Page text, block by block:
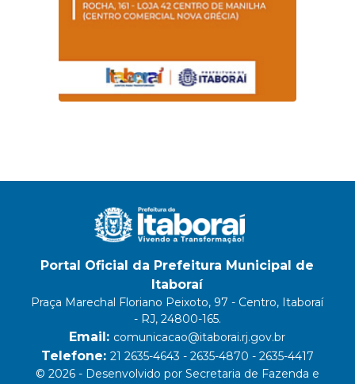
Portal Oficial da Prefeitura Municipal de
Itaboraí
Praça Marechal Floriano Peixoto, 97 - Centro, Itaboraí
- RJ, 24800-165.
Email: comunicacao@itaborai.rj.gov.br
Telefone: 21 2635-4643 - 2635-4870 - 2635-4417
© 2026 - Desenvolvido por Secretaria de Fazenda e